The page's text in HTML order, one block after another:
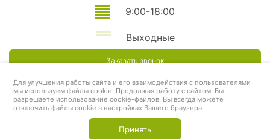
9:00-18:00
Выходные
Заказать звонок
Для улучшения работы сайта и его взаимодействия с пользователями
мы используем файлы cookie. Продолжая работу с сайтом, Вы
разрешаете использование cookie-файлов. Вы всегда можете
отключить файлы cookie в настройках Вашего браузера.
Принять